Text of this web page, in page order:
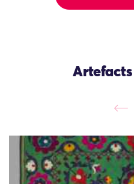
Artefacts